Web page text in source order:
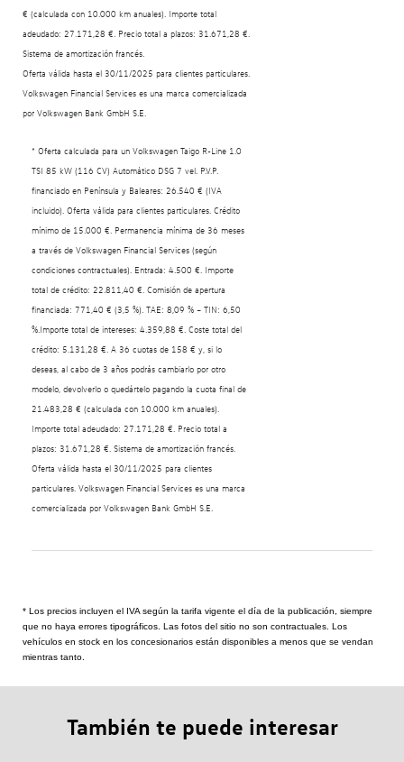
€ (calculada con 10.000 km anuales). Importe total
adeudado: 27.171,28 €. Precio total a plazos: 31.671,28 €.
Sistema de amortización francés.
Oferta válida hasta el 30/11/2025 para clientes particulares.
Volkswagen Financial Services es una marca comercializada
por Volkswagen Bank GmbH S.E.
* Oferta calculada para un Volkswagen Taigo R-Line 1.0
TSI 85 kW (116 CV) Automático DSG 7 vel. P.V.P.
financiado en Península y Baleares: 26.540 € (IVA
incluido). Oferta válida para clientes particulares. Crédito
mínimo de 15.000 €. Permanencia mínima de 36 meses
a través de Volkswagen Financial Services (según
condiciones contractuales). Entrada: 4.500 €. Importe
total de crédito: 22.811,40 €. Comisión de apertura
financiada: 771,40 € (3,5 %). TAE: 8,09 % – TIN: 6,50
%.Importe total de intereses: 4.359,88 €. Coste total del
crédito: 5.131,28 €. A 36 cuotas de 158 € y, si lo
deseas, al cabo de 3 años podrás cambiarlo por otro
modelo, devolverlo o quedártelo pagando la cuota final de
21.483,28 € (calculada con 10.000 km anuales).
Importe total adeudado: 27.171,28 €. Precio total a
plazos: 31.671,28 €. Sistema de amortización francés.
Oferta válida hasta el 30/11/2025 para clientes
particulares. Volkswagen Financial Services es una marca
comercializada por Volkswagen Bank GmbH S.E.
* Los precios incluyen el IVA según la tarifa vigente el día de la publicación, siempre
que no haya errores tipográficos. Las fotos del sitio no son contractuales. Los
vehículos en stock en los concesionarios están disponibles a menos que se vendan
mientras tanto.
También te puede interesar